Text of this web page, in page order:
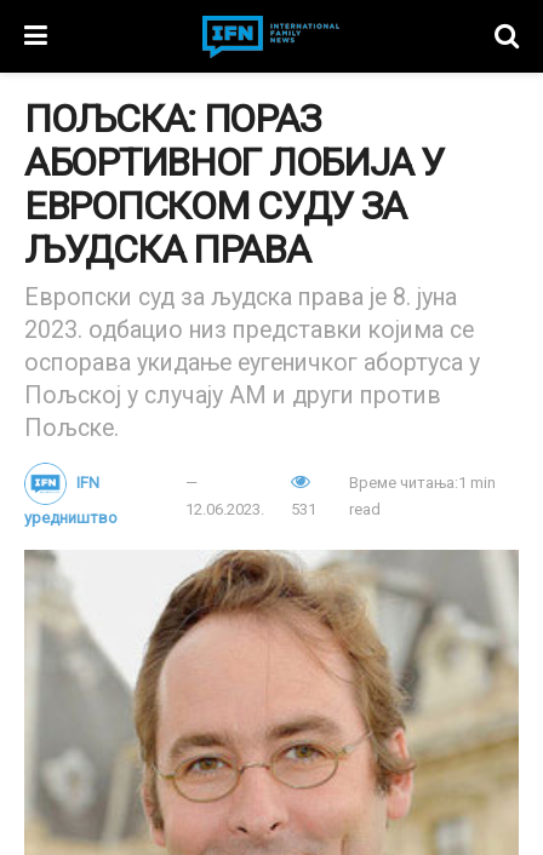
ПОЉСКА: ПОРАЗ
АБОРТИВНОГ ЛОБИЈА У
ЕВРОПСКОМ СУДУ ЗА
ЉУДСКА ПРАВА
Европски суд за људска права је 8. јуна
2023. одбацио низ представки којима се
оспорава укидање еугеничког абортуса у
Пољској у случају АМ и други против
Пољске.
IFN
уредништво
12.06.2023. 531
Време читања:1 min
read